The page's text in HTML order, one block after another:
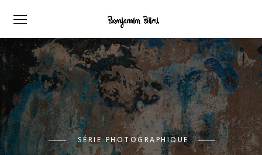
SÉRIE PHOTOGRAPHIQUE